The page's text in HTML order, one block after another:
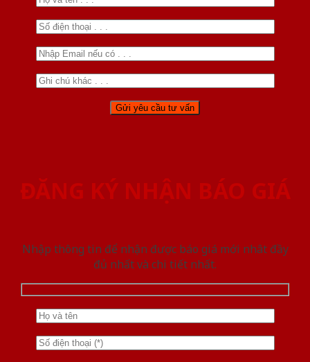
ĐĂNG KÝ NHẬN BÁO GIÁ
Nhập thông tin để nhận được báo giá mới nhât đầy
đủ nhất và chi tiết nhất.